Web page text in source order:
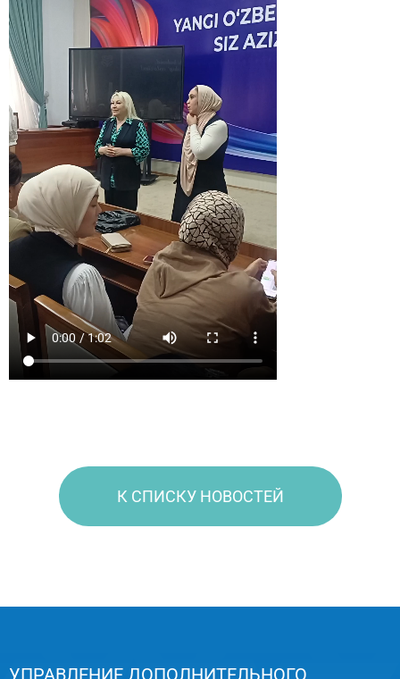
К СПИСКУ НОВОСТЕЙ
УПРАВЛЕНИЕ ДОПОЛНИТЕЛЬНОГО